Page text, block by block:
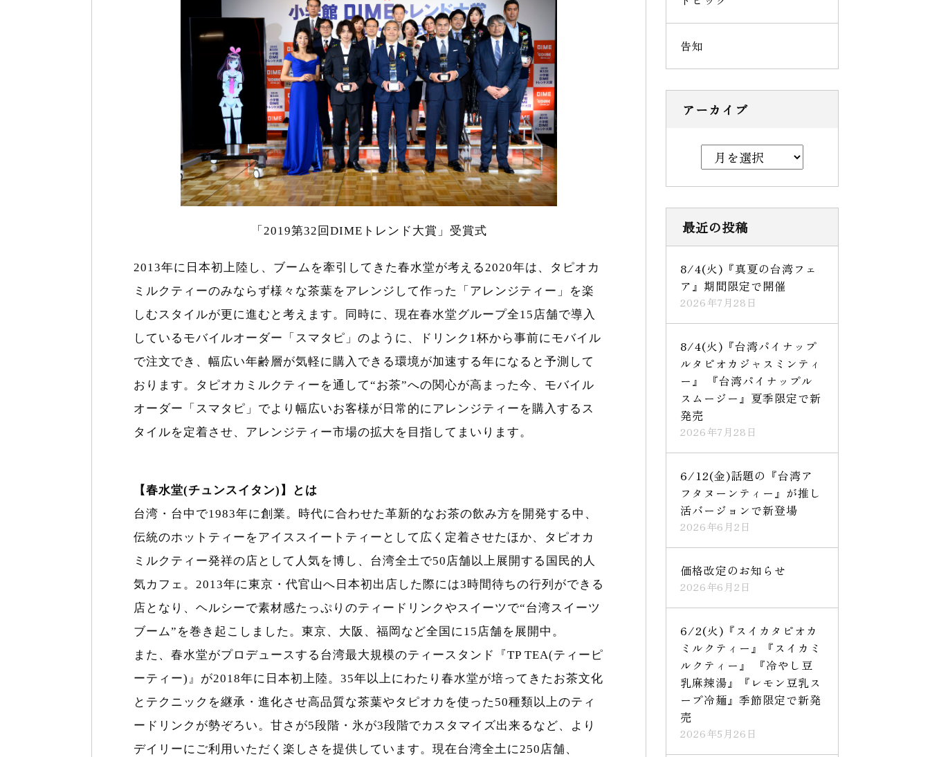
「2019第32回DIMEトレンド大賞」受賞式
2013年に日本初上陸し、ブームを牽引してきた春水堂が考える2020年は、タピオカ
ミルクティーのみならず様々な茶葉をアレンジして作った「アレンジティー」を楽
しむスタイルが更に進むと考えます。同時に、現在春水堂グループ全15店舗で導入
しているモバイルオーダー「スマタピ」のように、ドリンク1杯から事前にモバイル
で注文でき、幅広い年齢層が気軽に購入できる環境が加速する年になると予測して
おります。タピオカミルクティーを通して“お茶”への関心が高まった今、モバイル
オーダー「スマタピ」でより幅広いお客様が日常的にアレンジティーを購入するス
タイルを定着させ、アレンジティー市場の拡大を目指してまいります。
【春水堂(チュンスイタン)】とは
台湾・台中で1983年に創業。時代に合わせた革新的なお茶の飲み方を開発する中、
伝統のホットティーをアイススイートティーとして広く定着させたほか、タピオカ
ミルクティー発祥の店として人気を博し、台湾全土で50店舗以上展開する国民的人
気カフェ。2013年に東京・代官山へ日本初出店した際には3時間待ちの行列ができる
店となり、ヘルシーで素材感たっぷりのティードリンクやスイーツで“台湾スイーツ
ブーム”を巻き起こしました。東京、大阪、福岡など全国に15店舗を展開中。
また、春水堂がプロデュースする台湾最大規模のティースタンド『TP TEA(ティーピ
ーティー)』が2018年に日本初上陸。35年以上にわたり春水堂が培ってきたお茶文化
とテクニックを継承・進化させ高品質な茶葉やタピオカを使った50種類以上のティ
ードリンクが勢ぞろい。甘さが5段階・氷が3段階でカスタマイズ出来るなど、より
デイリーにご利用いただく楽しさを提供しています。現在台湾全土に250店舗、
告知
アーカイブ
最近の投稿
8/4(火)『真夏の台湾フェ
ア』期間限定で開催
2026年7月28日
8/4(火)『台湾パイナップ
ルタピオカジャスミンティ
ー』 『台湾パイナップル
スムージー』夏季限定で新
発売
2026年7月28日
6/12(金)話題の『台湾ア
フタヌーンティー』が推し
活バージョンで新登場
2026年6月2日
価格改定のお知らせ
2026年6月2日
6/2(火)『スイカタピオカ
ミルクティー』『スイカミ
ルクティー』 『冷やし豆
乳麻辣湯』『レモン豆乳ス
ープ冷麺』季節限定で新発
売
2026年5月26日